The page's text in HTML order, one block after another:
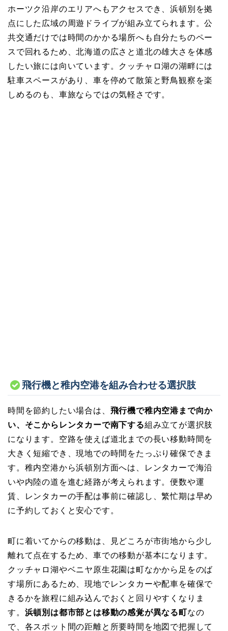
ホーツク沿岸のエリアへもアクセスでき、浜頓別を拠
点にした広域の周遊ドライブが組み立てられます。公
共交通だけでは時間のかかる場所へも自分たちのペー
スで回れるため、北海道の広さと道北の雄大さを体感
したい旅には向いています。クッチャロ湖の湖畔には
駐車スペースがあり、車を停めて散策と野鳥観察を楽
しめるのも、車旅ならではの気軽さです。
飛行機と稚内空港を組み合わせる選択肢
時間を節約したい場合は、 飛行機で稚内空港まで向か
い、そこからレンタカーで南下する組み立てが選択肢
になります。空路を使えば道北までの長い移動時間を
大きく短縮でき、現地での時間をたっぷり確保できま
す。稚内空港から浜頓別方面へは、レンタカーで海沿
いや内陸の道を進む経路が考えられます。便数や運
賃、レンタカーの手配は事前に確認し、繁忙期は早め
に予約しておくと安心です。
町に着いてからの移動は、見どころが市街地から少し
離れて点在するため、車での移動が基本になります。
クッチャロ湖やベニヤ原生花園は町なかから足をのば
す場所にあるため、現地でレンタカーや配車を確保で
きるかを旅程に組み込んでおくと回りやすくなりま
す。 浜頓別は都市部とは移動の感覚が異なる町なの
で、各スポット間の距離と所要時間を地図で把握して